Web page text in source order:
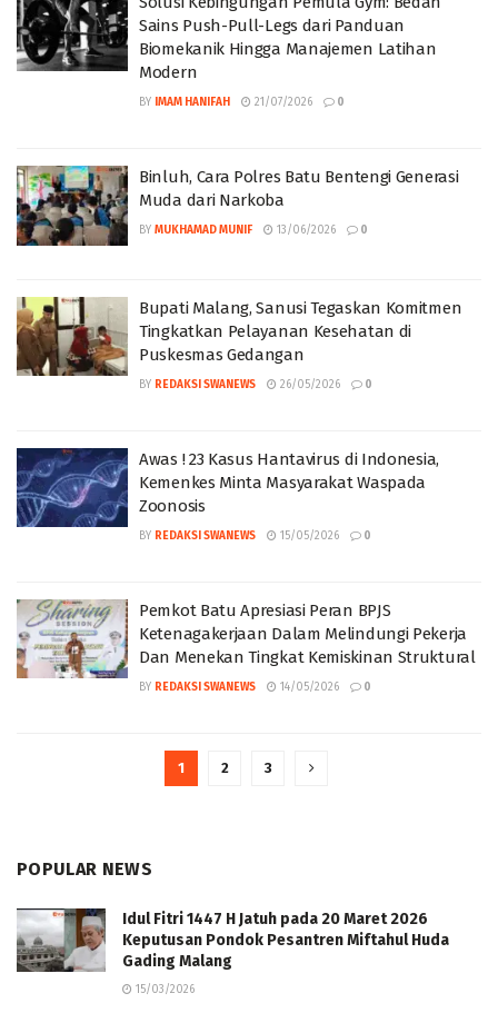
Sains Push-Pull-Legs dari Panduan
Biomekanik Hingga Manajemen Latihan
Modern
BY IMAM HANIFAH 21/07/2026 0
‎Binluh, Cara Polres Batu Bentengi Generasi
Muda dari Narkoba
BY MUKHAMAD MUNIF 13/06/2026 0
Bupati Malang, Sanusi Tegaskan Komitmen
Tingkatkan Pelayanan Kesehatan di
Puskesmas Gedangan
BY REDAKSI SWANEWS 26/05/2026 0
Awas ! 23 Kasus Hantavirus di Indonesia,
Kemenkes Minta Masyarakat Waspada
Zoonosis
BY REDAKSI SWANEWS 15/05/2026 0
Pemkot Batu Apresiasi Peran BPJS
Ketenagakerjaan Dalam Melindungi Pekerja
Dan Menekan Tingkat Kemiskinan Struktural
BY REDAKSI SWANEWS 14/05/2026 0
1 2 3
POPULAR NEWS
Idul Fitri 1447 H Jatuh pada 20 Maret 2026
Keputusan Pondok Pesantren Miftahul Huda
Gading Malang
15/03/2026